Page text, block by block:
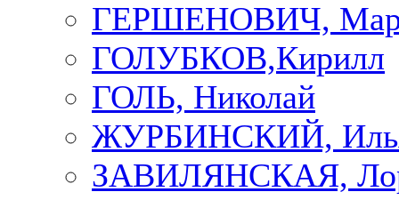
ГЕРШЕНОВИЧ,
ГОЛУБКОВ,Кирилл
ГОЛЬ, Николай
ЖУРБИНСКИЙ,
ЗАВИЛЯНСКАЯ,